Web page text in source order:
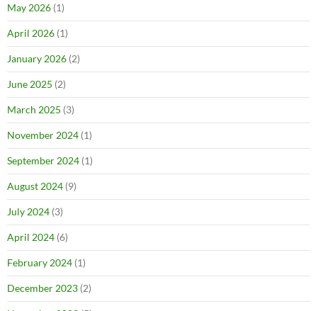
May 2026 (1)
April 2026 (1)
January 2026 (2)
June 2025 (2)
March 2025 (3)
November 2024 (1)
September 2024 (1)
August 2024 (9)
July 2024 (3)
April 2024 (6)
February 2024 (1)
December 2023 (2)